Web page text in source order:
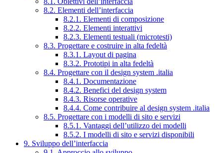
8.2. Elementi dell’interfaccia
8.2.1. Elementi di composizione
8.2.2. Elementi interattivi
8.2.3. Elementi testuali (microtesti)
8.3. Progettare e costruire in alta fedeltà
8.3.1. Layout di pagina
8.3.2. Prototipi in alta fedeltà
8.4. Progettare con il design system .italia
8.4.1. Documentazione
8.4.2. Benefici del design system
8.4.3. Risorse operative
8.4.4. Come contribuire al design system .italia
8.5. Progettare con i modelli di sito e servizi
8.5.1. Vantaggi dell’utilizzo dei modelli
8.5.2. I modelli di sito e servizi disponibili
9. Sviluppo dell’interfaccia